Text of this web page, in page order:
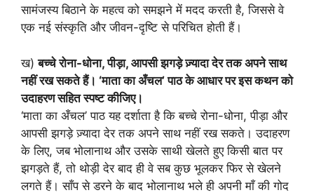
सामंजस्य बिठाने के महत्व को समझने में मदद करती है, जिससे वे
एक नई संस्कृति और जीवन-दृष्टि से परिचित होती हैं।
ख)बच्चे रोना-धोना, पीड़ा, आपसी झगड़े ज़्यादा देर तक अपने साथ
नहीं रख सकते हैं। ‘माता का अँचल’ पाठ के आधार पर इस कथन को
उदाहरण सहित स्पष्ट कीजिए।
‘माता का अँचल’ पाठ यह दर्शाता है कि बच्चे रोना-धोना, पीड़ा और
आपसी झगड़े ज़्यादा देर तक अपने साथ नहीं रख सकते। उदाहरण
के लिए, जब भोलानाथ और उसके साथी खेलते हुए किसी बात पर
झगड़ते हैं, तो थोड़ी देर बाद ही वे सब कुछ भूलकर फिर से खेलने
लगते हैं। साँप से डरने के बाद भोलानाथ भले ही अपनी माँ की गोद